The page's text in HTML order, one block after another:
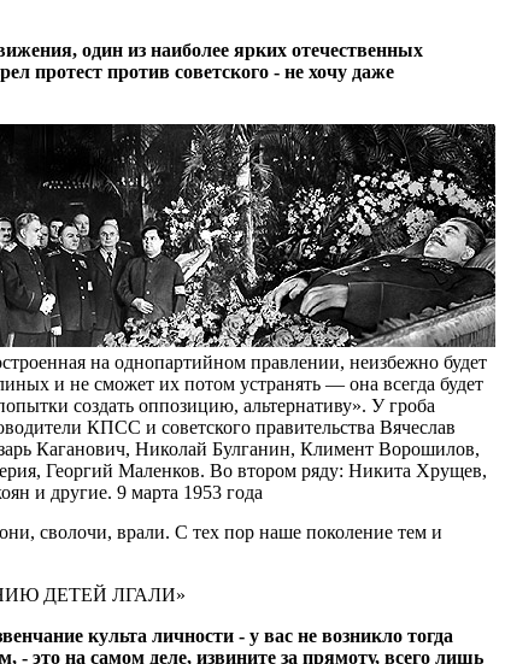
один из наиболее ярких отечественных
протест против советского - не хочу даже
на однопартийном правлении, неизбежно будет
и не сможет их потом устранять — она всегда будет
создать оппозицию, альтернативу». У гроба
КПСС и советского правительства Вячеслав
Каганович, Николай Булганин, Климент Ворошилов,
Георгий Маленков. Во втором ряду: Никита Хрущев,
и другие. 9 марта 1953 года
сволочи, врали. С тех пор наше поколение тем и
ДЕТЕЙ ЛГАЛИ»
культа личности - у вас не возникло тогда
это на самом деле, извините за прямоту, всего лишь